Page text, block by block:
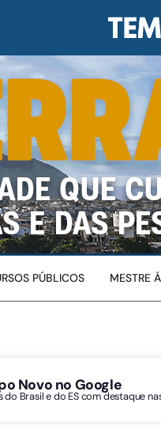
PÚBLICOS MESTRE
Novo no Google
do Brasil e do ES com destaque